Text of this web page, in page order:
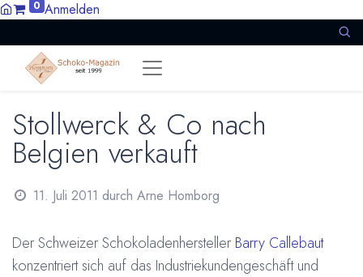
0 Anmelden
Stollwerck & Co nach
Belgien verkauft
11. Juli 2011 durch Arne Homborg
Der Schweizer Schokoladenhersteller Barry Callebaut
konzentriert sich auf das Industriekundengeschäft und